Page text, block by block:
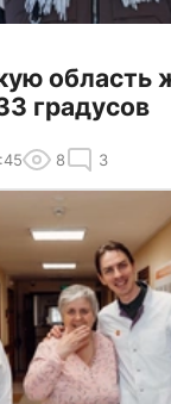
область
градусов
8 3